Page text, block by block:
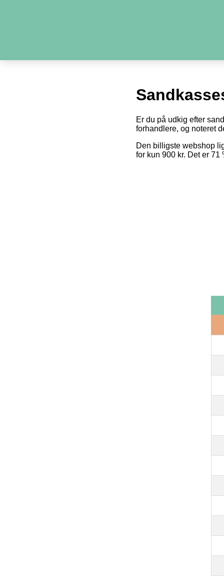
Er du på udkig efter
forhandlere, og noteret
Den billigste webshop
for kun 900 kr. Det er